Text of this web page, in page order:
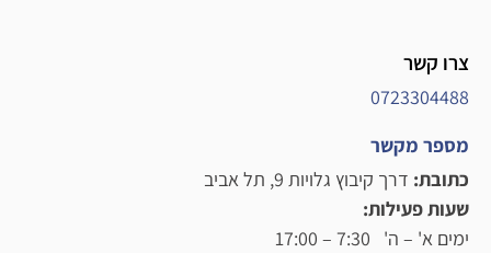
צרו קשר
0723304488
מספר מקשר
כתובת: דרך קיבוץ גלויות 9, תל אביב
שעות פעילות:
ימים א' – ה' 7:30 – 17:00